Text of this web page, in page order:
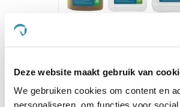
Deze website maakt gebruik van
We gebruiken cookies om content en
personaliseren, om functies voor
Gold
€ 23,50 € 19,98